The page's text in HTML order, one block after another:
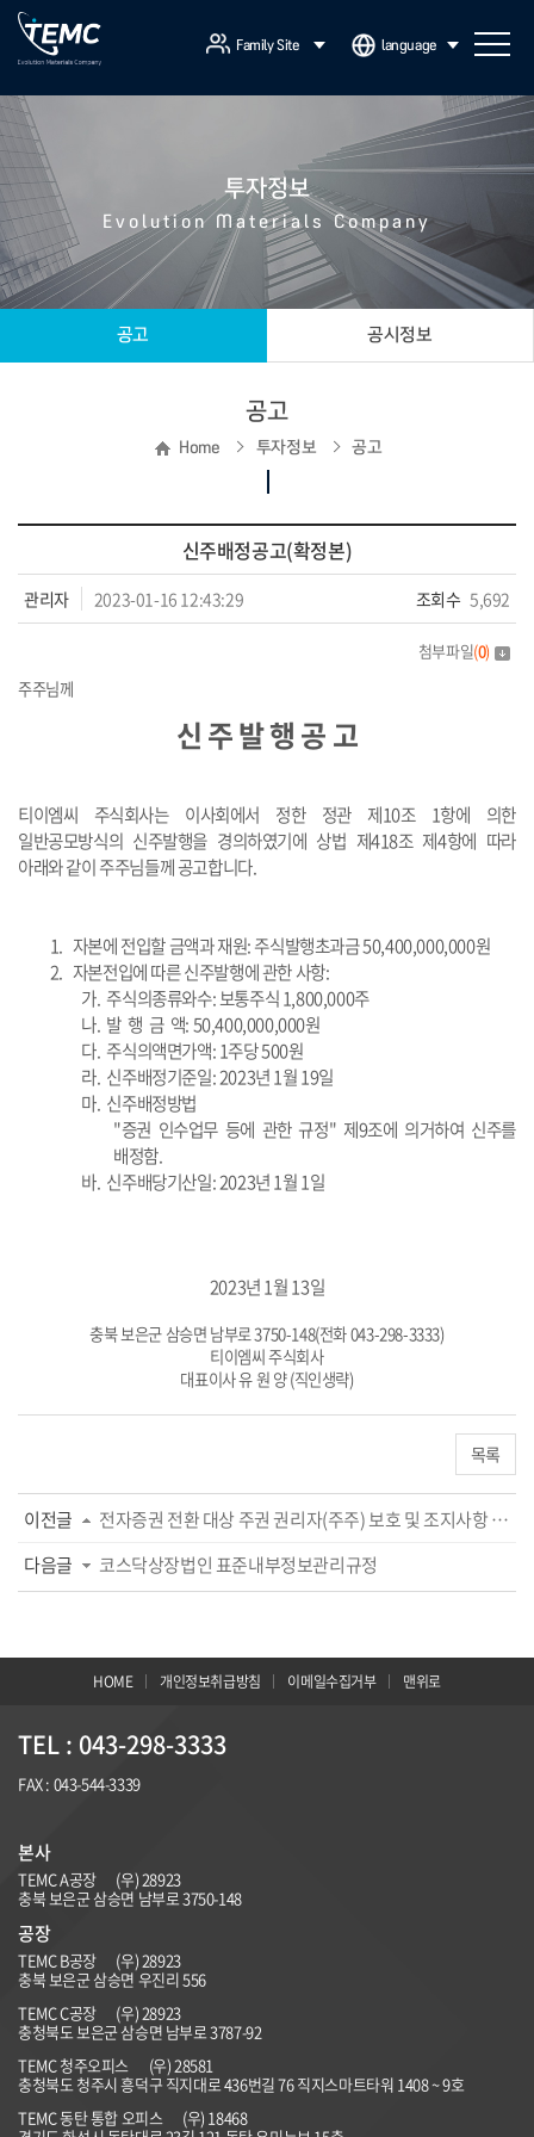
Family Site language
투자정보
Evolution Materials Company
공고 공시정보
공고
Home 투자정보 공고
신주배정공고(확정본)
관리자 2023-01-16 12:43:29 조회수 5,692
첨부파일(0)
주주님께
신 주 발 행 공 고
티이엠씨 주식회사는 이사회에서 정한 정관 제10조 1항에 의한
일반공모방식의 신주발행을 경의하였기에 상법 제418조 제4항에 따라
아래와 같이 주주님들께 공고합니다.
1. 자본에 전입할 금액과 재원:주식발행초과금 50,400,000,000원
2. 자본전입에 따른 신주발행에 관한 사항:
가. 주식의종류와수:보통주식 1,800,000주
나. 발 행 금 액: 50,400,000,000원
다. 주식의액면가액: 1주당500원
라. 신주배정기준일: 2023년 1월 19일
마. 신주배정방법
"증권 인수업무 등에 관한 규정" 제9조에 의거하여 신주를
배정함.
바. 신주배당기산일: 2023년1월 1일
2023년 1월13일
충북 보은군 삼승면 남부로3750-148(전화043-298-3333)
티이엠씨 주식회사
대표이사 유 원 양(직인생략)
목록
이전글
전자증권 전환 대상 주권 권리자(주주) 보호 및 조지사항 안내
다음글
코스닥상장법인 표준내부정보관리규정
HOME 개인정보취급방침 이메일수집거부 맨위로
TEL : 043-298-3333
FAX : 043-544-3339
본사
TEMC A공장
(우) 28923
충북 보은군 삼승면 남부로 3750-148
공장
TEMC B공장 (우)28923
충북 보은군 삼승면 우진리 556
TEMC C공장
(우) 28923
충청북도 보은군 삼승면 남부로 3787-92
TEMC 청주오피스
(우) 28581
충청북도 청주시 흥덕구 직지대로 436번길 76 직지스마트타워 1408 ~ 9호
TEMC 동탄 통합 오피스
(우) 18468